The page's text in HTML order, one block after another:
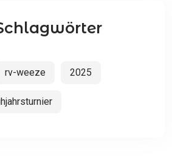
rv-weeze 2025